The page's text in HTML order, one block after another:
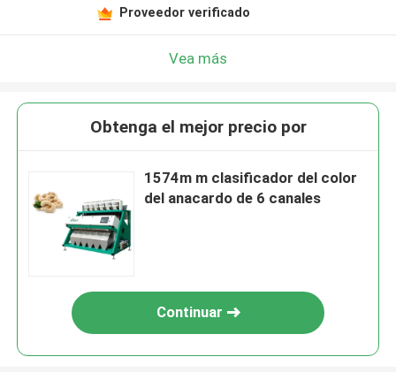
Proveedor verificado
Vea más
Obtenga el mejor precio por
1574m m clasificador del color
del anacardo de 6 canales
Continuar